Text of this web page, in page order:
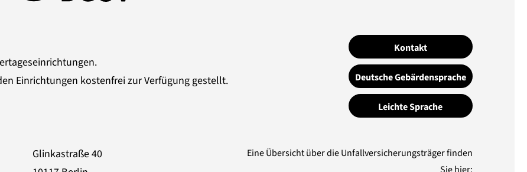
Einrichtungen kostenfrei zur Verfügung gestellt.
Kontakt
Deutsche Gebärdensprache
Leichte Sprache
Glinkastraße 40
Eine Übersicht über die Unfallversicherungsträger finden
Sie hier: